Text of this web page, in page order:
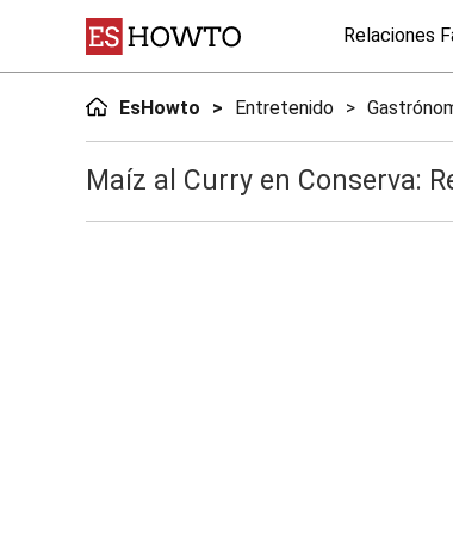
Relaciones
EsHowto Entretenido
Maíz al Curry en Conserva: